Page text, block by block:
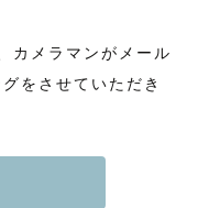
カメラマンがメール
をさせていただき